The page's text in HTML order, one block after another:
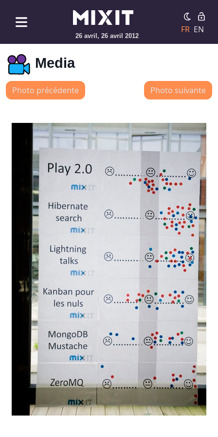
26 avril, 26 avril 2012
FR EN
Media
Photo précédente Photo suivante